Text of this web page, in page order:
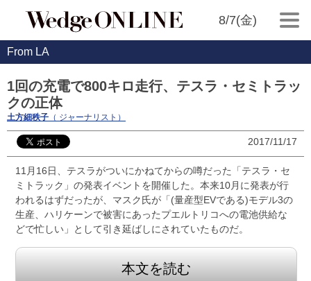
8/7(金)
From LA
1回の充電で800キロ走行、テスラ・セミトラッ
クの正体
土方細秩子 （ ジャーナリスト）
2017/11/17
11月16日、テスラがついにかねてからの噂だった「テスラ・セ
ミトラック」の発表イベントを開催した。本来10月に発表が行
われるはずだったが、マスク氏が「(量産型EVである)モデル3の
生産、ハリケーンで被害にあったプエルトリコへの電池供給な
どで忙しい」として引き延ばしにされていたものだ。
本文を読む